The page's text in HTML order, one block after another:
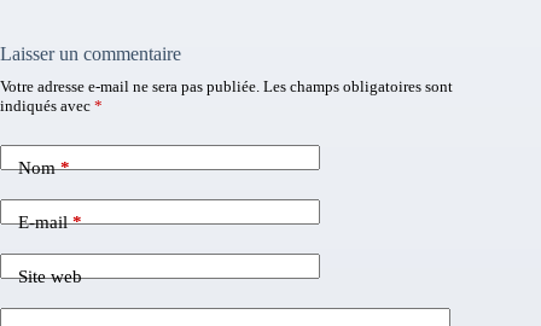
Laisser un commentaire
Votre adresse e-mail ne sera pas publiée. Les champs obligatoires sont
indiqués avec *
Nom*
E-mail*
Site web